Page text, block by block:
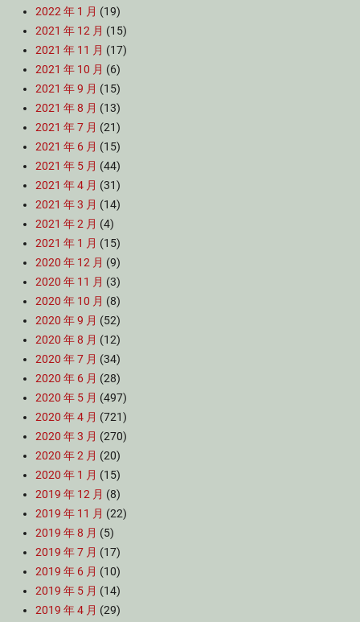
2022 年 1 月 (19)
2021 年 12 月 (15)
2021 年 11 月 (17)
2021 年 10 月 (6)
2021 年 9 月 (15)
2021 年 8 月 (13)
2021 年 7 月 (21)
2021 年 6 月 (15)
2021 年 5 月 (44)
2021 年 4 月 (31)
2021 年 3 月 (14)
2021 年 2 月 (4)
2021 年 1 月 (15)
2020 年 12 月 (9)
2020 年 11 月 (3)
2020 年 10 月 (8)
2020 年 9 月 (52)
2020 年 8 月 (12)
2020 年 7 月 (34)
2020 年 6 月 (28)
2020 年 5 月 (497)
2020 年 4 月 (721)
2020 年 3 月 (270)
2020 年 2 月 (20)
2020 年 1 月 (15)
2019 年 12 月 (8)
2019 年 11 月 (22)
2019 年 8 月 (5)
2019 年 7 月 (17)
2019 年 6 月 (10)
2019 年 5 月 (14)
2019 年 4 月 (29)